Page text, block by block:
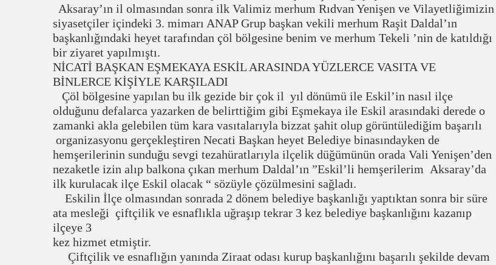
Aksaray’ın il olmasından sonra ilk Valimiz merhum Rıdvan Yenişen ve Vilayetliğimizin
siyasetçiler içindeki 3. mimarı ANAP Grup başkan vekili merhum Raşit Daldal’ın
başkanlığındaki heyet tarafından çöl bölgesine benim ve merhum Tekeli ’nin de katıldığı
bir ziyaret yapılmıştı.
NİCATİ BAŞKAN EŞMEKAYA ESKİL ARASINDA YÜZLERCE VASITA VE
BİNLERCE KİŞİYLE KARŞILADI
Çöl bölgesine yapılan bu ilk gezide bir çok il yıl dönümü ile Eskil’in nasıl ilçe
olduğunu defalarca yazarken de belirttiğim gibi Eşmekaya ile Eskil arasındaki derede o
zamanki akla gelebilen tüm kara vasıtalarıyla bizzat şahit olup görüntülediğim başarılı
organizasyonu gerçekleştiren Necati Başkan heyet Belediye binasındayken de
hemşerilerinin sunduğu sevgi tezahüratlarıyla ilçelik düğümünün orada Vali Yenişen’den
nezaketle izin alıp balkona çıkan merhum Daldal’ın ”Eskil’li hemşerilerim Aksaray’da
ilk kurulacak ilçe Eskil olacak “ sözüyle çözülmesini sağladı.
Eskilin İlçe olmasından sonrada 2 dönem belediye başkanlığı yaptıktan sonra bir süre
ata mesleği çiftçilik ve esnaflıkla uğraşıp tekrar 3 kez belediye başkanlığını kazanıp
ilçeye 3
kez hizmet etmiştir.
Çiftçilik ve esnaflığın yanında Ziraat odası kurup başkanlığını başarılı şekilde devam